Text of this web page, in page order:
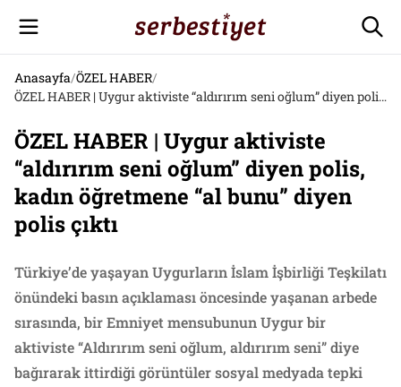
Anasayfa/ÖZEL HABER/
ÖZEL HABER | Uygur aktiviste “aldırırım seni oğlum” diyen polis, kadın öğretmene “al bunu” diyen polis çıktı
ÖZEL HABER | Uygur aktiviste
“aldırırım seni oğlum” diyen polis,
kadın öğretmene “al bunu” diyen
polis çıktı
Türkiye’de yaşayan Uygurların İslam İşbirliği Teşkilatı
önündeki basın açıklaması öncesinde yaşanan arbede
sırasında, bir Emniyet mensubunun Uygur bir
aktiviste “Aldırırım seni oğlum, aldırırım seni” diye
bağırarak ittirdiği görüntüler sosyal medyada tepki